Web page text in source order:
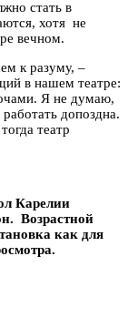
стать в
хотя не
вечном.
к разуму, –
в нашем театре:
Я не думаю,
допоздна.
театр
Карелии
Возрастной
как для